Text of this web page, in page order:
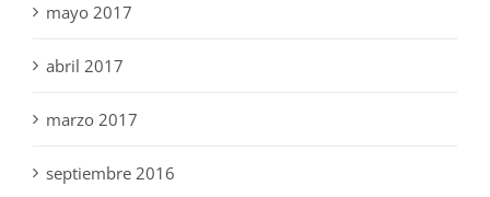
mayo 2017
abril 2017
marzo 2017
septiembre 2016